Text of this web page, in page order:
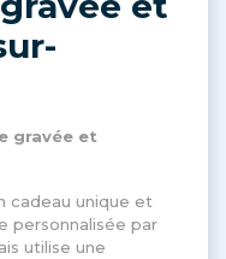
gravée et
cadeau unique et
personnalisée par
utilise une